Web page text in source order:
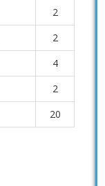
2
2
4
2
20